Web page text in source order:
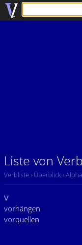
Liste von
Verbliste › Überblick ›
v
vorhängen
vorquellen